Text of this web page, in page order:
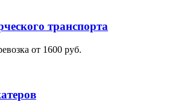
транспорта
от 1600 руб.